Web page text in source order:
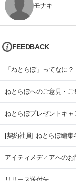
モナキ
FEEDBACK
「ねとらぼ」ってなに？
ねとらぼへのご意見・ご
ねとらぼプレゼントキ
[契約社員] ねとらぼ編集
アイティメディアへのお
リリース送付先